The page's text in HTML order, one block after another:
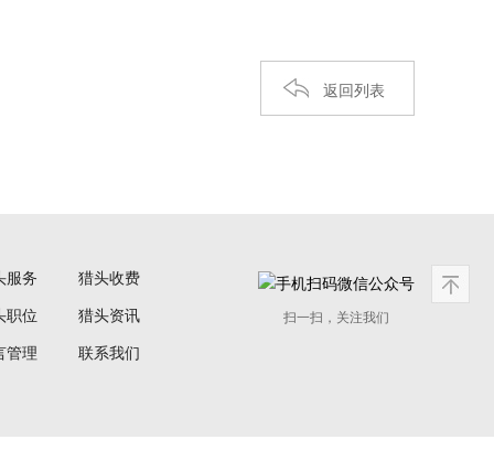
返回列表
服务
猎头收费
职位
猎头资讯
管理
联系我们
扫一扫，关注我们